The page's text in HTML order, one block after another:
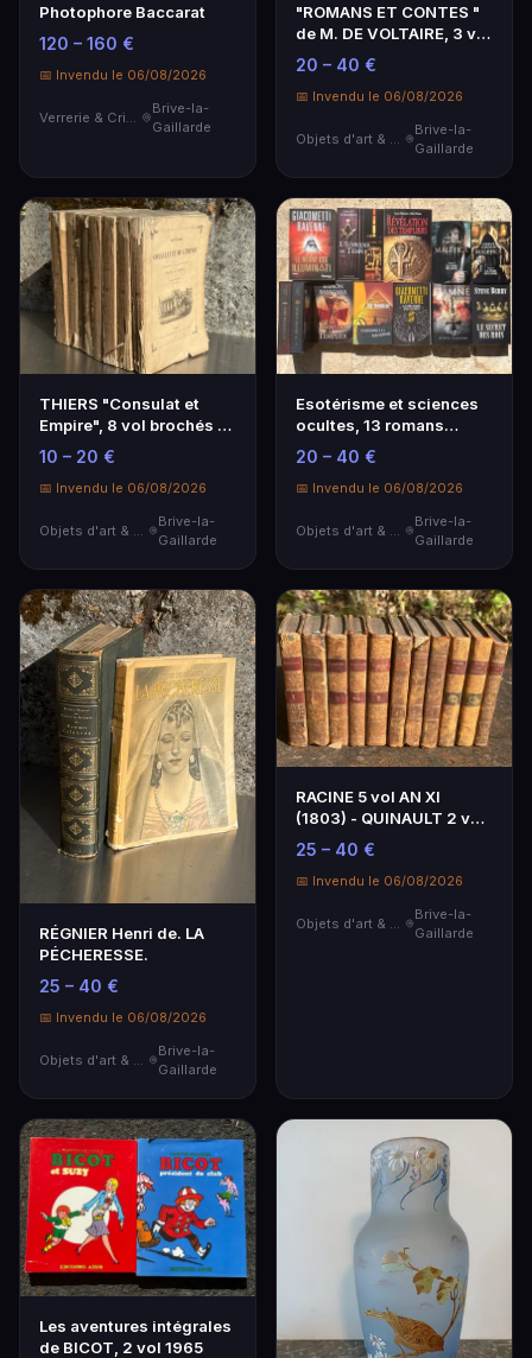
Photophore Baccarat
120 – 160 €
📅 Invendu le 06/08/2026
Brive-la-
Gaillarde
"ROMANS ET CONTES "
de M. DE VOLTAIRE, 3 vol
reliés en fac s…
20 – 40 €
📅 Invendu le 06/08/2026
Brive-la-
Gaillarde
THIERS "Consulat et
Empire", 8 vol brochés -
1851, joint un …
10 – 20 €
📅 Invendu le 06/08/2026
Objets d'art & Curiosités
Brive-la-
Gaillarde
Esotérisme et sciences
ocultes, 13 romans
actuels
20 – 40 €
📅 Invendu le 06/08/2026
Objets d'art & Curiosités
Brive-la-
Gaillarde
RÉGNIER Henri de. LA
PÉCHERESSE.
25 – 40 €
📅 Invendu le 06/08/2026
Objets d'art & Curiosités
Brive-la-
Gaillarde
RACINE 5 vol AN XI
(1803) - QUINAULT 2 vol
1821 - COLLIN D'H…
25 – 40 €
📅 Invendu le 06/08/2026
Brive-la-
Gaillarde
Les aventures intégrales
de BICOT, 2 vol 1965